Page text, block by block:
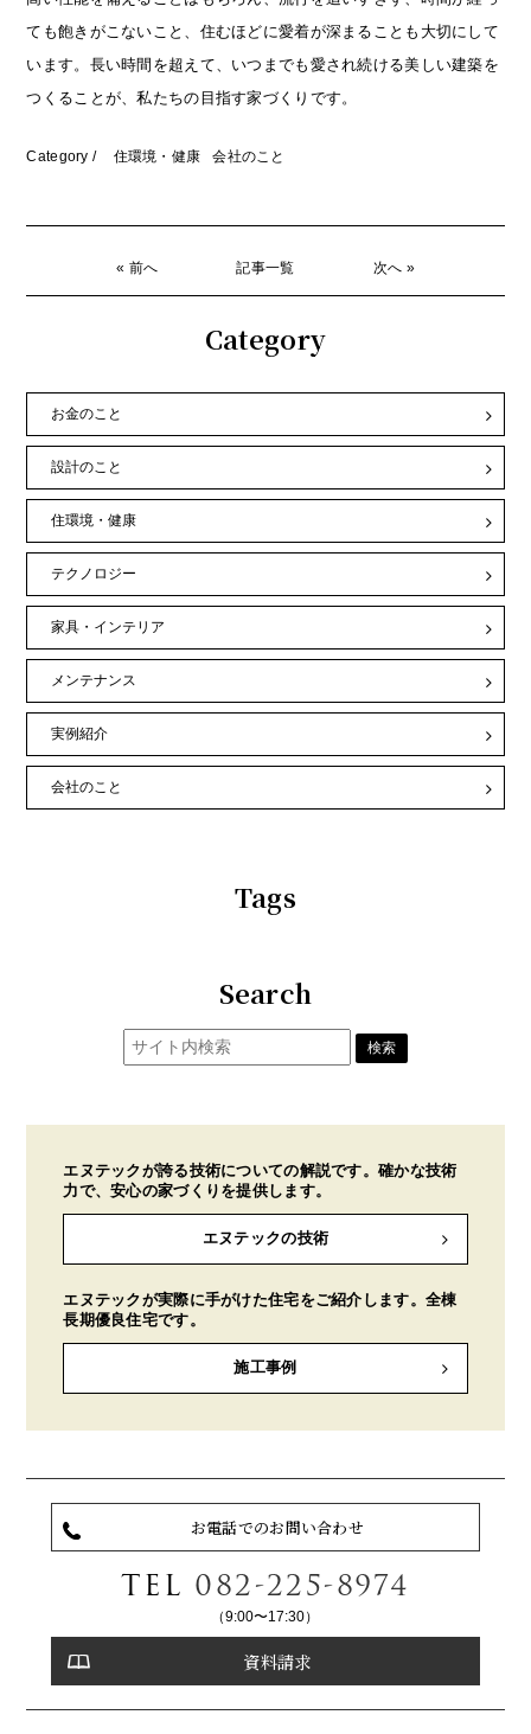
ても飽きがこないこと、住むほどに愛着が深まることも大切にして
います。長い時間を超えて、いつまでも愛され続ける美しい建築を
つくることが、私たちの目指す家づくりです。
Category / 住環境・健康 会社のこと
« 前へ 記事一覧 次へ »
Category
お金のこと
設計のこと
住環境・健康
テクノロジー
家具・インテリア
メンテナンス
実例紹介
会社のこと
Tags
Search
エヌテックが誇る技術についての解説です。確かな技術
力で、安心の家づくりを提供します。
エヌテックの技術
エヌテックが実際に手がけた住宅をご紹介します。全棟
長期優良住宅です。
施工事例
お電話でのお問い合わせ
TEL 082-225-8974
（9:00〜17:30）
資料請求